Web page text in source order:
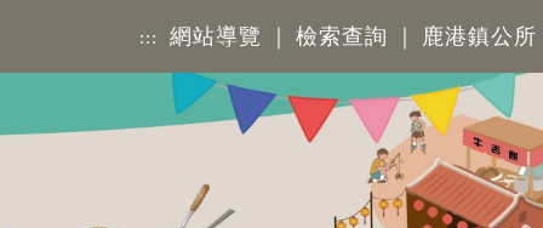
::: 網站導覽 檢索查詢 鹿港鎮公所